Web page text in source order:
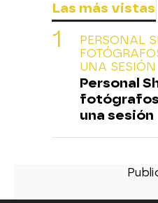
Las más vistas
PERSONAL
UNA SESIÓN
Personal
fotógrafos
una sesión